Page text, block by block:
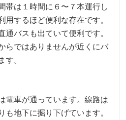
帯は１時間に６〜７本運行し
するほど便利な存在です。
通バスも出ていて便利です。
らではありませんが近くにバ
。
電車が通っています。線路は
地下に掘り下げています。